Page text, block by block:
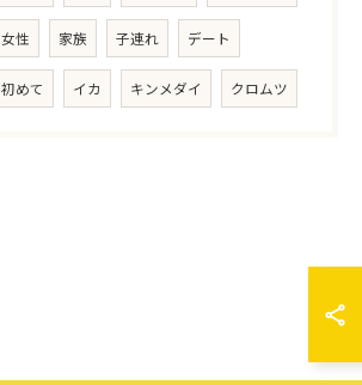
女性 家族 子連れ デート
初めて イカ キンメダイ クロムツ